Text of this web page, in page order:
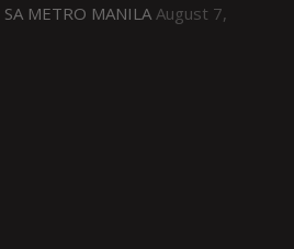
METRO MANILA August 7,